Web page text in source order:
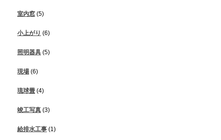
室内窓 (5)
小上がり (6)
照明器具 (5)
現場 (6)
琉球畳 (4)
竣工写真 (3)
給排水工事 (1)